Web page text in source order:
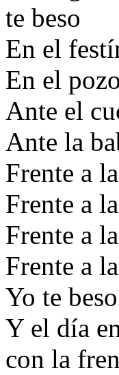
te beso
En el
En el
Ante el
Ante la
Frente a
Frente a
Frente a
Frente a
Yo te
Y el día
con la